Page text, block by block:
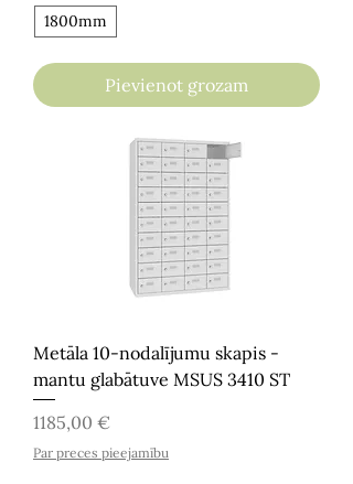
1800mm
Pievienot grozam
Metāla 10-nodalījumu skapis -
mantu glabātuve MSUS 3410 ST
Cena
1185,00 €
Par preces pieejamību